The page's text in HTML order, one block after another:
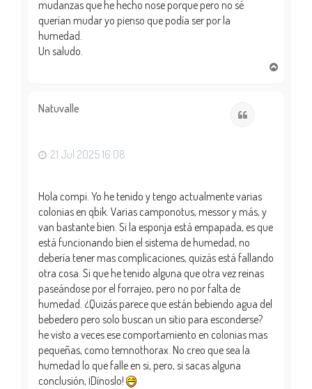
mudanzas que he hecho nose porque pero no sé
querían mudar yo pienso que podía ser por la
humedad.
Un saludo.
Natuvalle
21 Jul 2025 16:08
Hola compi. Yo he tenido y tengo actualmente varias
colonias en qbik. Varias camponotus, messor y más, y
van bastante bien. Si la esponja está empapada, es que
está funcionando bien el sistema de humedad, no
debería tener mas complicaciones, quizás está fallando
otra cosa. Si que he tenido alguna que otra vez reinas
paseándose por el forrajeo, pero no por falta de
humedad. ¿Quizás parece que están bebiendo agua del
bebedero pero solo buscan un sitio para esconderse?
he visto a veces ese comportamiento en colonias mas
pequeñas, como temnothorax. No creo que sea la
humedad lo que falle en si, pero, si sacas alguna
conclusión, ¡Dínoslo!